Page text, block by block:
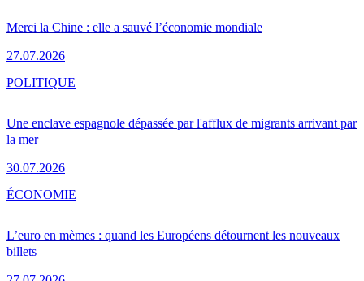
Merci la Chine : elle a sauvé l’économie mondiale
27.07.2026
Une enclave espagnole dépassée par l'afflux de migrants arrivant par
la mer
30.07.2026
POLITIQUE
L’euro en mèmes : quand les Européens détournent les nouveaux
billets
ÉCONOMIE